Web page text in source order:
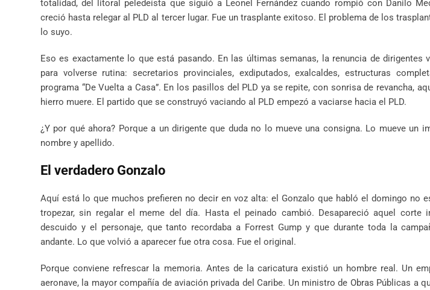
totalidad, del litoral peledeísta que siguió a Leonel Fernández cuando rompió con Danilo
creció hasta relegar al PLD al tercer lugar. Fue un trasplante exitoso. El problema de los
lo suyo.
Eso es exactamente lo que está pasando. En las últimas semanas, la renuncia de dirigentes
para volverse rutina: secretarios provinciales, exdiputados, exalcaldes, estructuras
programa “De Vuelta a Casa”. En los pasillos del PLD ya se repite, con sonrisa de revancha,
hierro muere. El partido que se construyó vaciando al PLD empezó a vaciarse hacia el PLD.
¿Y por qué ahora? Porque a un dirigente que duda no lo mueve una consigna. Lo mueve un
nombre y apellido.
El verdadero Gonzalo
Aquí está lo que muchos prefieren no decir en voz alta: el Gonzalo que habló el domingo no
tropezar, sin regalar el meme del día. Hasta el peinado cambió. Desapareció aquel corte
descuido y el personaje, que tanto recordaba a Forrest Gump y que durante toda la
andante. Lo que volvió a aparecer fue otra cosa. Fue el original.
Porque conviene refrescar la memoria. Antes de la caricatura existió un hombre real. Un
aeronave, la mayor compañía de aviación privada del Caribe. Un ministro de Obras Públicas a